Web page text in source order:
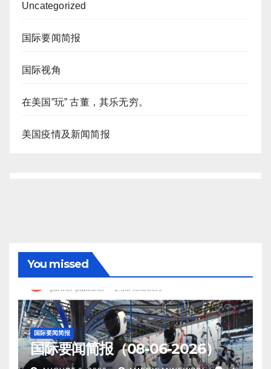
Uncategorized
国际要闻简报
国际视角
在美国”玩” 古董，其乐无穷。
美国疫情及新闻简报
You missed
国际要闻简报
国际要闻简报（08-06-2026）